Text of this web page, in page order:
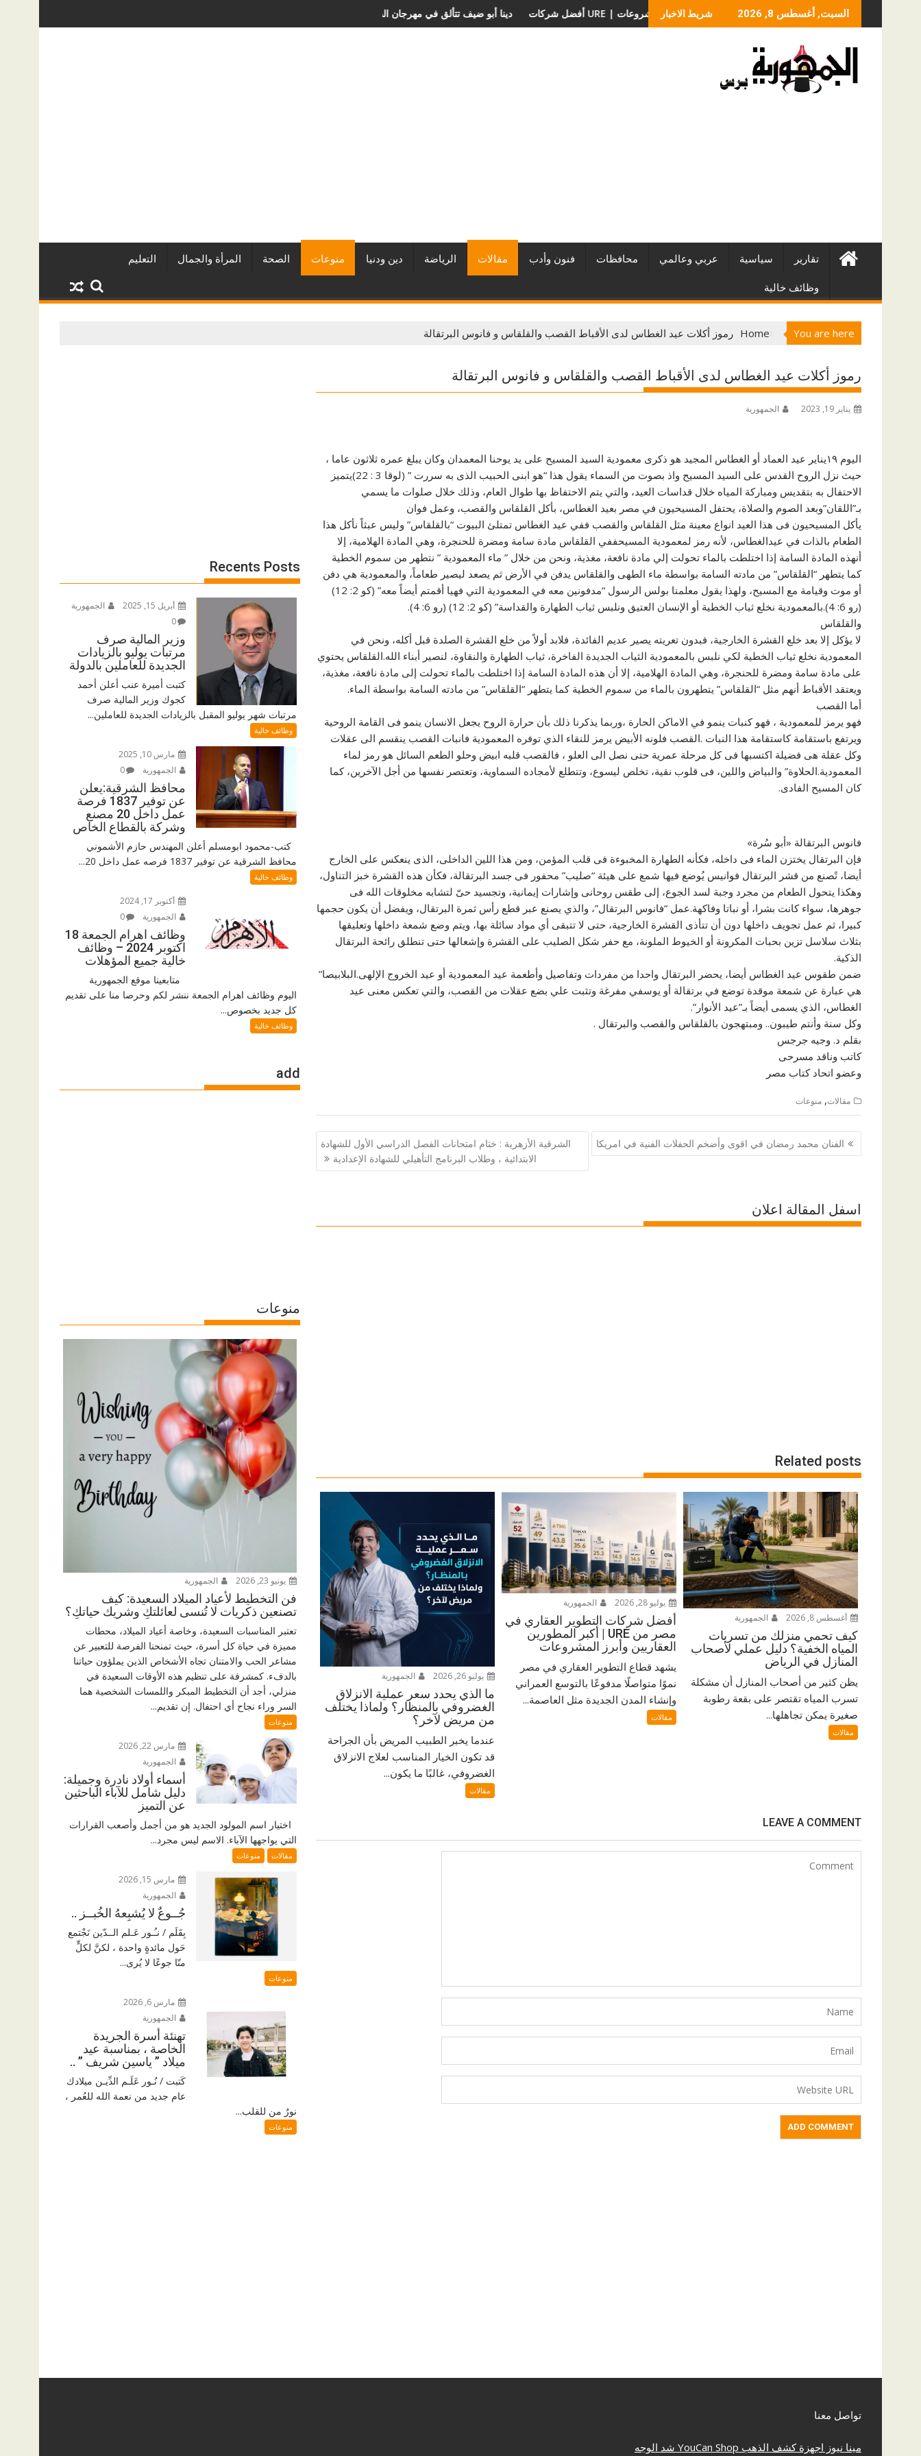
to
السبت, أغسطس 8, 2026 شريط الاخبار دينا أبو ضيف تتألق في مهرجان الصخرة الدولي للفاشون.. وتُتوَّج بلقب أفضل مصممة أزياء لعام 2026 أفضل شركات التطوير العقاري في مصر من URE | أكبر المطورين العقاريين وأبرز المشروعاتعملية الانزلاق الغضروفي بالمنظار؟ ولماذا يختلف من مريض لآخر؟
تقارير سياسية عربي وعالمي محافظات فنون وأدب مقالات الرياضة دين ودنيا منوعات الصحة المرأة والجمال التعليم
وظائف خالية
You are here
Home رموز أكلات عيد الغطاس لدى الأقباط القصب والقلقاس و فانوس البرتقالة
رموز أكلات عيد الغطاس لدى الأقباط القصب والقلقاس و فانوس البرتقالة
يناير 19, 2023 الجمهورية
اليوم ١٩يناير عيد العماد أو الغطاس المجيد هو ذكرى معمودية السيد المسيح على يد يوحنا المعمدان وكان يبلغ عمره ثلاثون عاما ،
حيث نزل الروح القدس على السيد المسيح واذ بصوت من السماء يقول هذا “هو ابنى الحبيب الذى به سررت ” (لوقا 3 : 22)يتميز
الاحتفال به بتقديس ومباركة المياه خلال قداسات العيد، والتي يتم الاحتفاظ بها طوال العام، وذلك خلال صلوات ما يسمي
بـ”اللقان”وبعد الصوم والصلاة، يحتفل المسيحيون في مصر بعيد الغطاس، بأكل القلقاس والقصب، وعمل فوان
يأكل المسيحيون فى هذا العيد انواع معينة مثل القلقاس والقصب ففي عيد الغطاس تمتلئ البيوت “بالقلقاس” وليس عبثاً نأكل هذا
الطعام بالذات في عيدالغطاس، لأنه رمز لمعمودية المسيحففي القلقاس مادة سامة ومضرة للحنجرة، وهي المادة الهلامية، إلا
أنهذه المادة السامة إذا اختلطت بالماء تحولت إلي مادة نافعة، مغذية، ونحن من خلال ” ماء المعمودية ” نتطهر من سموم الخطية
كما يتطهر “القلقاس” من مادته السامة بواسطة ماء الطهى والقلقاس يدفن في الأرض ثم يصعد ليصير طعاماً، والمعمودية هي دفن
أو موت وقيامة مع المسيح، ولهذا يقول معلمنا بولس الرسول “مدفونين معه في المعمودية التي فهيا أقمتم أيضاً معه” (كو 2: 12)
(رو 6: 4).بالمعمودية نخلع ثياب الخطية أو الإنسان العتيق ونلبس ثياب الطهارة والقداسة” (كو 2: 12) (رو 6: 4).
والقلقاس
لا يؤكل إلا بعد خلع القشرة الخارجية، فبدون تعريته يصير عديم الفائدة، فلابد أولاً من خلع القشرة الصلدة قبل أكله، ونحن في
المعمودية نخلع ثياب الخطية لكي نلبس بالمعمودية الثياب الجديدة الفاخرة، ثياب الطهارة والنقاوة، لنصير أبناء الله.القلقاس يحتوي
على مادة سامة ومضرة للحنجرة، وهي المادة الهلامية، إلا أن هذه المادة السامة إذا اختلطت بالماء تحولت إلى مادة نافعة، مغذية،
ويعتقد الأقباط أنهم مثل “القلقاس” يتطهرون بالماء من سموم الخطية كما يتطهر “القلقاس” من مادته السامة بواسطة الماء.
أما القصب
فهو يرمز للمعمودية ، فهو كنبات ينمو في الاماكن الحارة ،وربما يذكرنا ذلك بأن حرارة الروح يجعل الانسان ينمو فى القامة الروحية
ويرتفع باستقامة كاستقامة هذا النبات .القصب فلونه الأبيض يرمز للنقاء الذي توفره المعمودية فانبات القصب ينقسم الى عقلات
وكل عقلة هى فضيلة اكتسبها فى كل مرحلة عمرية حتى نصل الى العلو ، فالقصب قلبه ابيض وحلو الطعم السائل هو رمز لماء
المعمودية.الحلاوة” والبياض واللين، فى قلوب نقية، تخلص ليسوع، وتتطلع لأمجاده السماوية، وتعتصر نفسها من أجل الآخرين، كما
كان المسيح الفادى.
فانوس البرتقالة «أبو سُرة»
فإن البرتقال يختزن الماء فى داخله، فكأنه الطهارة المخبوءة فى قلب المؤمن، ومن هذا اللين الداخلى، الذى ينعكس على الخارج
أيضا، تًصنع من قشر البرتقال فوانيس يُوضع فيها شمع على هيئة “صليب” محفور فى جسد البرتقالة، فكأن هذه القشرة خبز التناول،
وهكذا يتحول الطعام من مجرد وجبة لسد الجوع، إلى طقس روحانى وإشارات إيمانية، وتجسيد حىّ لتشابه مخلوقات الله فى
جوهرها، سواء كانت بشرا، أو نباتا وفاكهة.عمل “فانوس البرتقال”، والذي يصنع عبر قطع رأس ثمرة البرتقال، ويفضل أن يكون حجمها
كبيرا، ثم عمل تجويف داخلها دون أن تتأذى القشرة الخارجية، حتى لا تتبقى أي مواد سائلة بها، ويتم وضع شمعة داخلها وتعليقها
بثلاث سلاسل تزين بحبات المكرونة أو الخيوط الملونة، مع حفر شكل الصليب على القشرة وإشعالها حتى تنطلق رائحة البرتقال
الذكية.
ضمن طقوس عيد الغطاس أيضا، يحضر البرتقال واحدا من مفردات وتفاصيل وأطعمة عيد المعمودية أو عيد الخروج الإلهى.البلابيصا”
هي عبارة عن شمعة موقدة توضع في برتقالة أو يوسفي مفرغة وتثبت علي بضع عقلات من القصب، والتي تعكس معنى عيد
الغطاس، الذي يسمى أيضاً بـ”عيد الأنوار”.
وكل سنة وأنتم طيبون.. ومبتهجون بالقلقاس والقصب والبرتقال .
بقلم د. وجيه جرجس
كاتب وناقد مسرحى
وعضو اتحاد كتاب مصر
مقالات, منوعات
تصفّح
المقالات
الفنان محمد رمضان في اقوى وأضخم الحفلات الفنية في امريكا
الشرقية الأزهرية : ختام امتحانات الفصل الدراسي الأول للشهادة
الابتدائية ، وطلاب البرنامج التأهيلي للشهادة الإعدادية
اسفل المقالة اعلان
Related posts
أغسطس 8, 2026 الجمهورية
كيف تحمي منزلك من تسربات
المياه الخفية؟ دليل عملي لأصحاب
المنازل في الرياض
يظن كثير من أصحاب المنازل أن مشكلة
تسرب المياه تقتصر على بقعة رطوبة
صغيرة يمكن تجاهلها...
مقالات
يوليو 28, 2026 الجمهورية
أفضل شركات التطوير العقاري في
مصر من URE | أكبر المطورين
العقاريين وأبرز المشروعات
يشهد قطاع التطوير العقاري في مصر
نموًا متواصلًا مدفوعًا بالتوسع العمراني
وإنشاء المدن الجديدة مثل العاصمة...
مقالات
يوليو 26, 2026 الجمهورية
ما الذي يحدد سعر عملية الانزلاق
الغضروفي بالمنظار؟ ولماذا يختلف
من مريض لآخر؟
عندما يخبر الطبيب المريض بأن الجراحة
قد تكون الخيار المناسب لعلاج الانزلاق
الغضروفي، غالبًا ما يكون...
مقالات
LEAVE A COMMENT
Recents Posts
أبريل 15, 2025
الجمهورية
0
وزير المالية صرف
مرتبات يوليو بالزيادات
الجديدة للعاملين بالدولة
كتبت أميرة عنب أعلن أحمد
كجوك وزير المالية صرف
مرتبات شهر يوليو المقبل بالزيادات الجديدة للعاملين...
وظائف خالية
مارس 10, 2025
الجمهورية
0
محافظ الشرقية:يعلن
عن توفير 1837 فرصة
عمل داخل 20 مصنع
وشركة بالقطاع الخاص
كتب-محمود ابومسلم أعلن المهندس حازم الأشموني
محافظ الشرقية عن توفير 1837 فرصه عمل داخل 20...
وظائف خالية
أكتوبر 17, 2024
الجمهورية
0
وظائف اهرام الجمعة 18
اكتوبر 2024 – وظائف
خالية جميع المؤهلات
متابعينا موقع الجمهورية
اليوم وظائف اهرام الجمعة ننشر لكم وحرصا منا على تقديم
كل جديد بخصوص...
وظائف خالية
add
منوعات
يونيو 23, 2026 الجمهورية
فن التخطيط لأعياد الميلاد السعيدة: كيف
تصنعين ذكريات لا تُنسى لعائلتكِ وشريك حياتكِ؟
تعتبر المناسبات السعيدة، وخاصة أعياد الميلاد، محطات
مميزة في حياة كل أسرة، حيث تمنحنا الفرصة للتعبير عن
مشاعر الحب والامتنان تجاه الأشخاص الذين يملؤون حياتنا
بالدفء. كمشرفة على تنظيم هذه الأوقات السعيدة في
منزلي، أجد أن التخطيط المبكر واللمسات الشخصية هما
السر وراء نجاح أي احتفال. إن تقديم...
منوعات
مارس 22, 2026
الجمهورية
أسماء أولاد نادرة وجميلة:
دليل شامل للآباء الباحثين
عن التميز
اختيار اسم المولود الجديد هو من أجمل وأصعب القرارات
التي يواجهها الآباء. الاسم ليس مجرد...
مقالات منوعات
مارس 15, 2026
الجمهورية
جُــوعٌ لا يُشبِعهُ الخُبــز ..
بِقَلَم / نـُـور عَـلم الــدّين نَجْتمع
حَول مائدةٍ واحدة ، لكنَّ لكلٍّ
منّا جوعًا لا يُرى...
منوعات
مارس 6, 2026
الجمهورية
تهنئة أسرة الجريدة
الخاصة ، بمناسبة عيد
ميلاد ” ياسين شريف ” ..
كَتبت / نُـور عَلَـم الدِّيـن ميلادك
عام جديد من نعمة الله للعُمر ،
نورٌ من للقلب...
منوعات
تواصل معنا
مينا نيوز اجهزة كشف الذهب YouCan Shop شد الوجه